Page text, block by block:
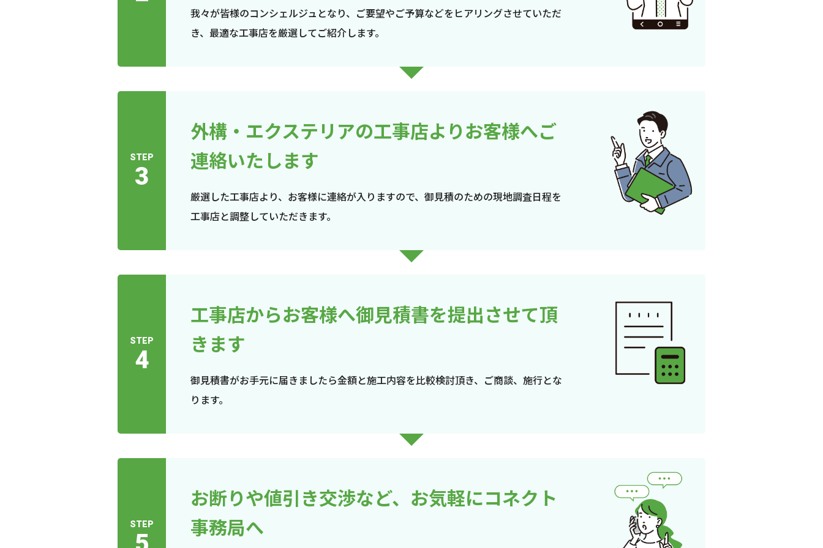
我々が皆様のコンシェルジュとなり、ご要望やご予算などをヒアリングさせていただ
き、最適な工事店を厳選してご紹介します。
STEP
3
外構・エクステリアの工事店よりお客様へご
連絡いたします
厳選した工事店より、お客様に連絡が入りますので、御見積のための現地調査日程を
工事店と調整していただきます。
STEP
4
工事店からお客様へ御見積書を提出させて頂
きます
御見積書がお手元に届きましたら金額と施工内容を比較検討頂き、ご商談、施行とな
ります。
STEP
お断りや値引き交渉など、お気軽にコネクト
事務局へ